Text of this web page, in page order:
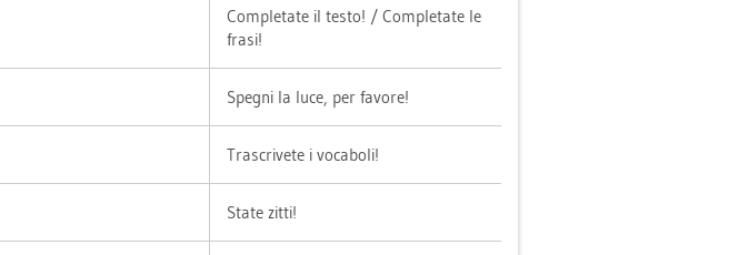
Com­pleta­te il testo! / Com­pleta­te le
frasi!
Speg­ni la luce, per fa­vo­re!
Tra­scri­ve­te i vo­c­a­bo­li!
State zitti!